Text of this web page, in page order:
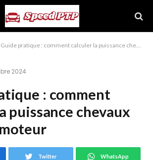
Guide pratique : comment calculer la puissance chevaux de votre moteur
2024
: comment
puissance chevaux
Twitter WhatsApp